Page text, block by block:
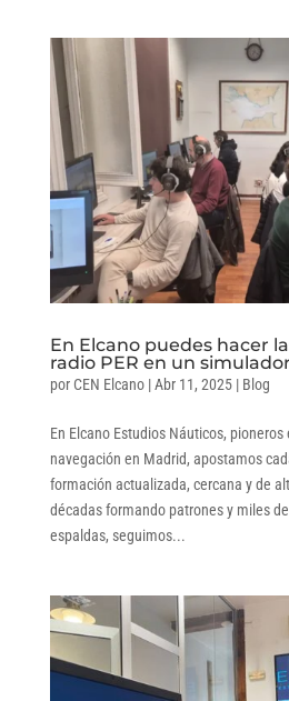
En Elcano puedes hacer
radio PER en un
por CEN Elcano|Abr 11, 2025| Blog
En Elcano Estudios Náuticos,
navegación en Madrid, apostamos
formación actualizada, cercana y de
décadas formando patrones y miles
espaldas, seguimos...